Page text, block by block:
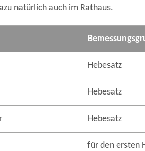
natürlich auch im Rathaus.
Hebesatz
Hebesatz
Hebesatz
für den ersten